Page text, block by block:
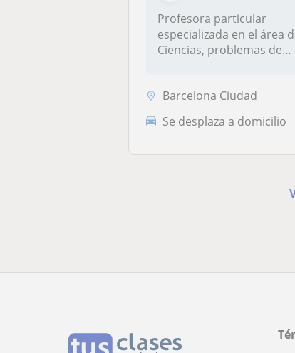
Profesora particular
especializada en el área
Ciencias, problemas de
Barcelona Ciudad
Se desplaza a domicilio